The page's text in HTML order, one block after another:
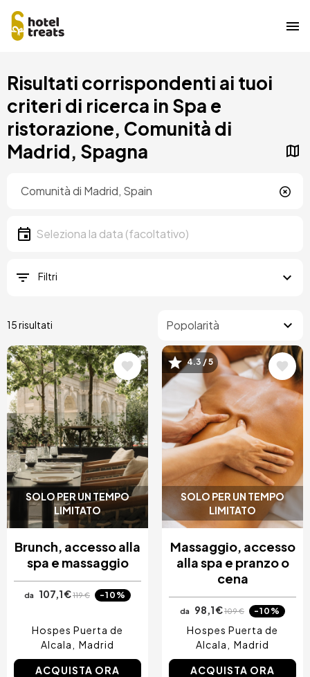
contenuto
principale
Risultati corrispondenti ai tuoi
criteri di ricerca in Spa e
ristorazione, Comunità di
Madrid, Spagna
Data
Seleziona la data
Filtri
15 risultati
SOLO PER UN TEMPO
LIMITATO
Immagine
Brunch, accesso alla
spa e massaggio
da 107,1 €119 € -10%
Hospes Puerta de
Alcala
Madrid
ACQUISTA ORA
SOLO PER UN TEMPO
LIMITATO
Immagine
4.3 / 5
Massaggio, accesso
alla spa e pranzo o
cena
da 98,1 €109 € -10%
Hospes Puerta de
Alcala
Madrid
ACQUISTA ORA